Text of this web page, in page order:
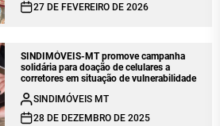
27 DE FEVEREIRO DE 2026
SINDIMÓVEIS-MT promove campanha
solidária para doação de celulares a
corretores em situação de vulnerabilidade
SINDIMÓVEIS MT
28 DE DEZEMBRO DE 2025